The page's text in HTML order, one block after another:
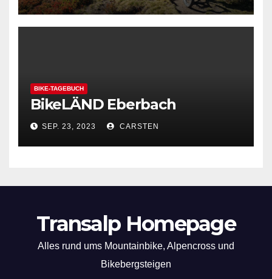
BIKE-TAGEBUCH
BikeLÄND Eberbach
SEP. 23, 2023 CARSTEN
Transalp Homepage
Alles rund ums Mountainbike, Alpencross und
Bikebergsteigen